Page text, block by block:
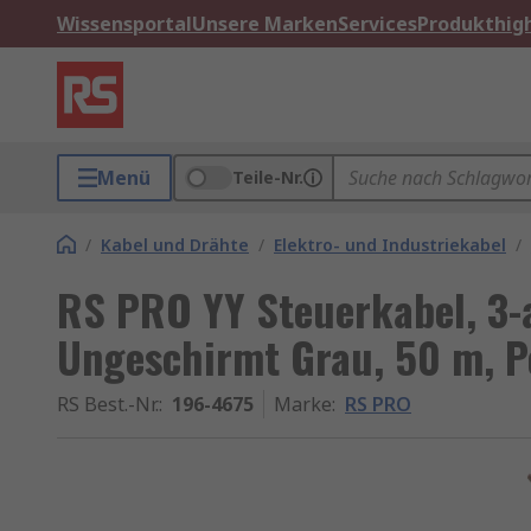
WissensportalUnsere MarkenServices
Menü Teile-Nr.
/ Kabel und Drähte / Elektro- und Industriekabel /
RS PRO YY Steuerkabel,
Ungeschirmt Grau, 50 m,
RS Best.-Nr.: 196-4675 Marke: RS PRO